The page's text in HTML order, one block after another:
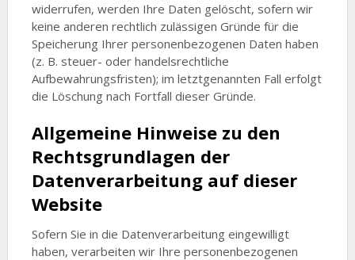
widerrufen, werden Ihre Daten gelöscht, sofern wir
keine anderen rechtlich zulässigen Gründe für die
Speicherung Ihrer personenbezogenen Daten haben
(z. B. steuer- oder handelsrechtliche
Aufbewahrungsfristen); im letztgenannten Fall erfolgt
die Löschung nach Fortfall dieser Gründe.
Allgemeine Hinweise zu den
Rechtsgrundlagen der
Datenverarbeitung auf dieser
Website
Sofern Sie in die Datenverarbeitung eingewilligt
haben, verarbeiten wir Ihre personenbezogenen